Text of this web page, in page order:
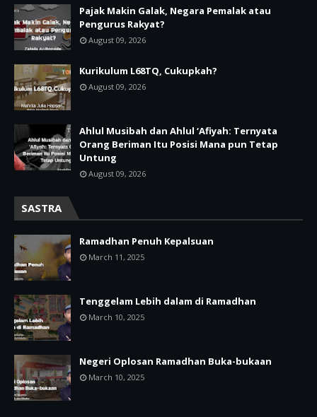
Pajak Makin Galak, Negara Pemalak atau
Pengurus Rakyat?
August 09, 2026
Kurikulum L68TQ, Cukupkah?
August 09, 2026
Ahlul Musibah dan Ahlul ‘Afiyah: Ternyata
Orang Beriman Itu Posisi Mana pun Tetap
Untung
August 09, 2026
SASTRA
Ramadhan Penuh Kepalsuan
March 11, 2025
Tenggelam Lebih dalam di Ramadhan
March 10, 2025
Negeri Oplosan Ramadhan Buka-bukaan
March 10, 2025